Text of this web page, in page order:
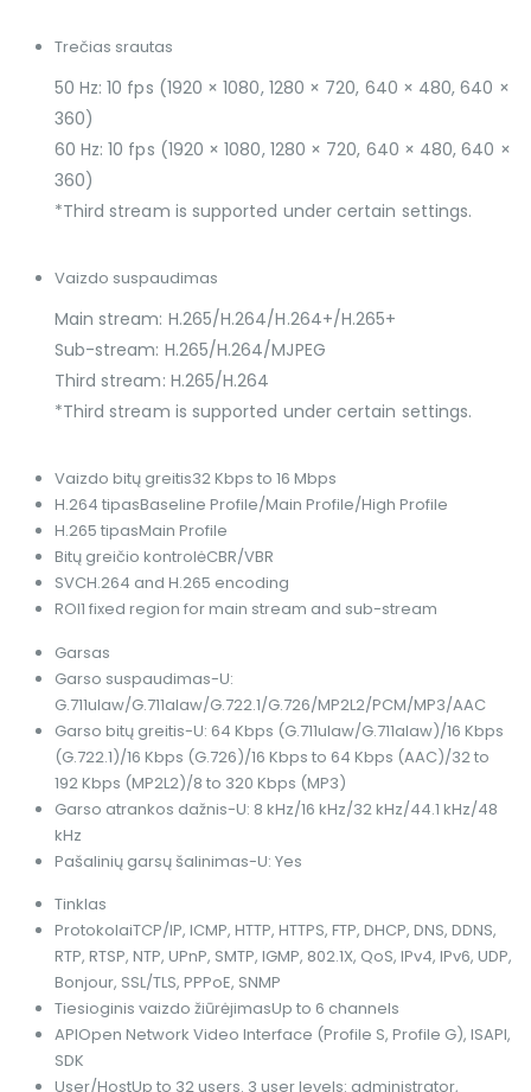
Trečias srautas
50 Hz: 10 fps (1920 × 1080, 1280 × 720, 640 × 480, 640 ×
360)
60 Hz: 10 fps (1920 × 1080, 1280 × 720, 640 × 480, 640 ×
360)
*Third stream is supported under certain settings.
Vaizdo suspaudimas
Main stream: H.265/H.264/H.264+/H.265+
Sub-stream: H.265/H.264/MJPEG
Third stream: H.265/H.264
*Third stream is supported under certain settings.
Vaizdo bitų greitis32 Kbps to 16 Mbps
H.264 tipasBaseline Profile/Main Profile/High Profile
H.265 tipasMain Profile
Bitų greičio kontrolėCBR/VBR
SVCH.264 and H.265 encoding
ROI1 fixed region for main stream and sub-stream
Garsas
Garso suspaudimas-U:
G.711ulaw/G.711alaw/G.722.1/G.726/MP2L2/PCM/MP3/AAC
Garso bitų greitis-U: 64 Kbps (G.711ulaw/G.711alaw)/16 Kbps
(G.722.1)/16 Kbps (G.726)/16 Kbps to 64 Kbps (AAC)/32 to
192 Kbps (MP2L2)/8 to 320 Kbps (MP3)
Garso atrankos dažnis-U: 8 kHz/16 kHz/32 kHz/44.1 kHz/48
kHz
Pašalinių garsų šalinimas-U: Yes
Tinklas
ProtokolaiTCP/IP, ICMP, HTTP, HTTPS, FTP, DHCP, DNS, DDNS,
RTP, RTSP, NTP, UPnP, SMTP, IGMP, 802.1X, QoS, IPv4, IPv6, UDP,
Bonjour, SSL/TLS, PPPoE, SNMP
Tiesioginis vaizdo žiūrėjimasUp to 6 channels
APIOpen Network Video Interface (Profile S, Profile G), ISAPI,
SDK
User/HostUp to 32 users. 3 user levels: administrator,